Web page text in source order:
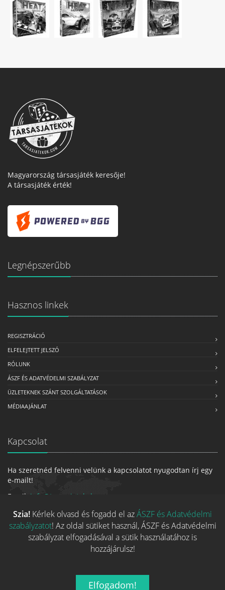
Magyarország társasjáték keresője!
A társasjáték érték!
Legnépszerűbb
Hasznos linkek
REGISZTRÁCIÓ
ELFELEJTETT JELSZÓ
RÓLUNK
ÁSZF ÉS ADATVÉDELMI SZABÁLYZAT
ÜZLETEKNEK SZÁNT SZOLGÁLTATÁSOK
MÉDIAAJÁNLAT
Kapcsolat
Ha szeretnéd felvenni velünk a kapcsolatot nyugodtan írj egy
e-mailt!
Email: info@tarsasjatekok.com
Szia! Kérlek olvasd és fogadd el azÁSZF és Adatvédelmi
szabályzatot! Az oldal sütiket használ, ÁSZF és Adatvédelmi
szabályzat elfogadásával a sütik használatához is
hozzájárulsz!
Elfogadom!